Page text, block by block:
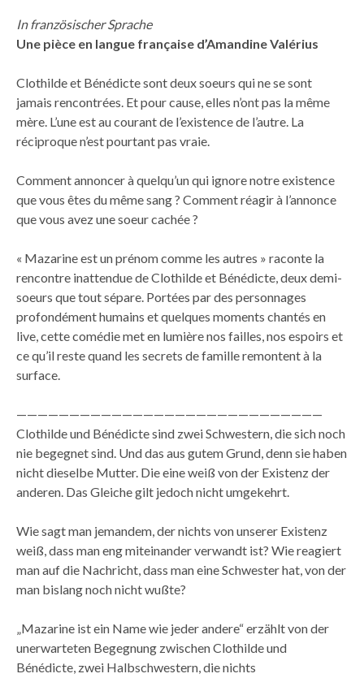
In französischer Sprache
Une pièce en langue française d’Amandine Valérius
Clothilde et Bénédicte sont deux soeurs qui ne se sont
jamais rencontrées. Et pour cause, elles n’ont pas la même
mère. L’une est au courant de l’existence de l’autre. La
réciproque n’est pourtant pas vraie.
Comment annoncer à quelqu’un qui ignore notre existence
que vous êtes du même sang ? Comment réagir à l’annonce
que vous avez une soeur cachée ?
« Mazarine est un prénom comme les autres » raconte la
rencontre inattendue de Clothilde et Bénédicte, deux demi-
soeurs que tout sépare. Portées par des personnages
profondément humains et quelques moments chantés en
live, cette comédie met en lumière nos failles, nos espoirs et
ce qu’il reste quand les secrets de famille remontent à la
surface.
—————————————————————————————
Clothilde und Bénédicte sind zwei Schwestern, die sich noch
nie begegnet sind. Und das aus gutem Grund, denn sie haben
nicht dieselbe Mutter. Die eine weiß von der Existenz der
anderen. Das Gleiche gilt jedoch nicht umgekehrt.
Wie sagt man jemandem, der nichts von unserer Existenz
weiß, dass man eng miteinander verwandt ist? Wie reagiert
man auf die Nachricht, dass man eine Schwester hat, von der
man bislang noch nicht wußte?
„Mazarine ist ein Name wie jeder andere“ erzählt von der
unerwarteten Begegnung zwischen Clothilde und
Bénédicte, zwei Halbschwestern, die nichts